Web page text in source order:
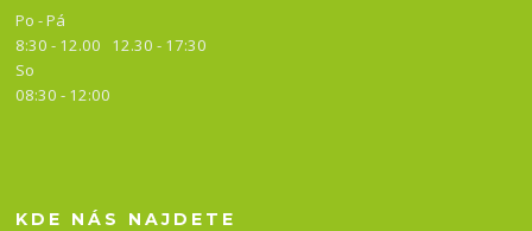
Po - Pá
8:30 - 12.00 12.30 - 17:30
So
08:30 - 12:00
KDE NÁS NAJDETE